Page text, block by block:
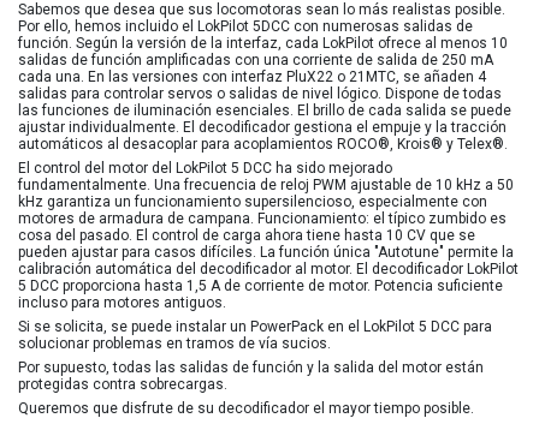
Sabemos que desea que sus locomotoras sean lo más realistas posible.
Por ello, hemos incluido el LokPilot 5DCC con numerosas salidas de
función. Según la versión de la interfaz, cada LokPilot ofrece al menos 10
salidas de función amplificadas con una corriente de salida de 250 mA
cada una. En las versiones con interfaz PluX22 o 21MTC, se añaden 4
salidas para controlar servos o salidas de nivel lógico. Dispone de todas
las funciones de iluminación esenciales. El brillo de cada salida se puede
ajustar individualmente. El decodificador gestiona el empuje y la tracción
automáticos al desacoplar para acoplamientos ROCO®, Krois® y Telex®.
El control del motor del LokPilot 5 DCC ha sido mejorado
fundamentalmente. Una frecuencia de reloj PWM ajustable de 10 kHz a 50
kHz garantiza un funcionamiento supersilencioso, especialmente con
motores de armadura de campana. Funcionamiento: el típico zumbido es
cosa del pasado. El control de carga ahora tiene hasta 10 CV que se
pueden ajustar para casos difíciles. La función única "Autotune" permite la
calibración automática del decodificador al motor. El decodificador LokPilot
5 DCC proporciona hasta 1,5 A de corriente de motor. Potencia suficiente
incluso para motores antiguos.
Si se solicita, se puede instalar un PowerPack en el LokPilot 5 DCC para
solucionar problemas en tramos de vía sucios.
Por supuesto, todas las salidas de función y la salida del motor están
protegidas contra sobrecargas.
Queremos que disfrute de su decodificador el mayor tiempo posible.